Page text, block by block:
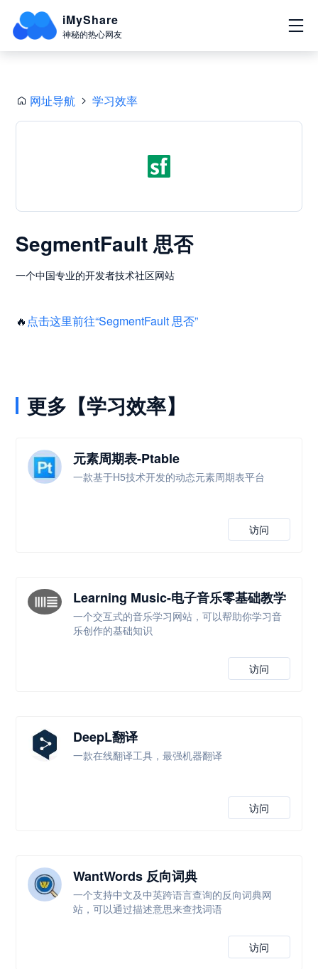
iMyShare
神秘的热心网友
网址导航 学习效率
SegmentFault 思否
一个中国专业的开发者技术社区网站
🔥 点击这里前往“SegmentFault 思否”
更多【学习效率】
元素周期表-Ptable
一款基于H5技术开发的动态元素周期表平台
访问
Learning Music-电子音乐零基础教学
一个交互式的音乐学习网站，可以帮助你学习音
乐创作的基础知识
访问
DeepL翻译
一款在线翻译工具，最强机器翻译
访问
WantWords 反向词典
一个支持中文及中英跨语言查询的反向词典网
站，可以通过描述意思来查找词语
访问